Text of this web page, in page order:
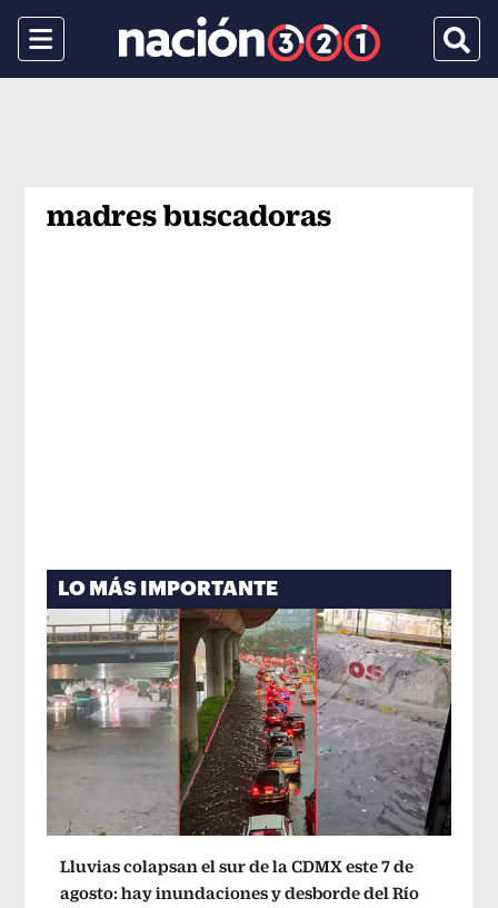
Menu
madres buscadoras
LO MÁS IMPORTANTE
Lluvias colapsan el sur de la CDMX este 7 de
agosto: hay inundaciones y desborde del Río